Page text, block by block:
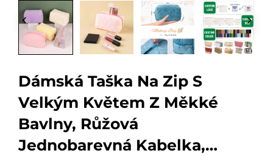
Dámská Taška Na Zip S
Velkým Květem Z Měkké
Bavlny, Růžová
Jednobarevná Kabelka,